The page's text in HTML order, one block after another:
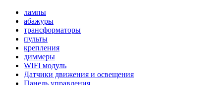
лампы
абажуры
трансформаторы
пульты
крепления
диммеры
WIFI модуль
Датчики движения и освещения
Панель управления